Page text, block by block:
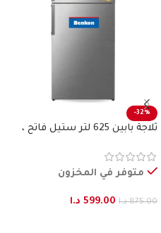
-32%
ثلاجة بابين 625 لتر ستيل فاتح ،
متوفر في المخزون
875.00 د.ا 599.00 د.ا